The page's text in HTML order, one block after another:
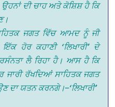
ਦੀ ਚਾਹ ਅਤੇ ਕੋਸ਼ਿਸ਼ ਹੈ ਕਿ
ਜਗਤ ਵਿੱਚ ਆਮਦ ਨੂੰ ਜੀ
ਹੋਰ ਕਹਾਣੀ ‘ਲਿਖਾਰੀ’ ਦੇ
ਲੈ ਰਿਹਾ ਹੈ। ਆਸ ਹੈ ਕਿ
ਰੱਖਦਿਆਂ ਸਾਹਿਤਕ ਜਗਤ
ਦਾ ਯਤਨ ਕਰਨਗੇ।–‘ਲਿਖਾਰੀ’